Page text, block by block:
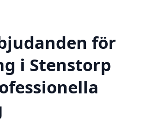
för
i Stenstorp